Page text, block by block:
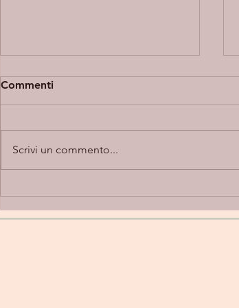
introspezione e alternative
rock in una dimensione
Commenti
Scrivi un commento...